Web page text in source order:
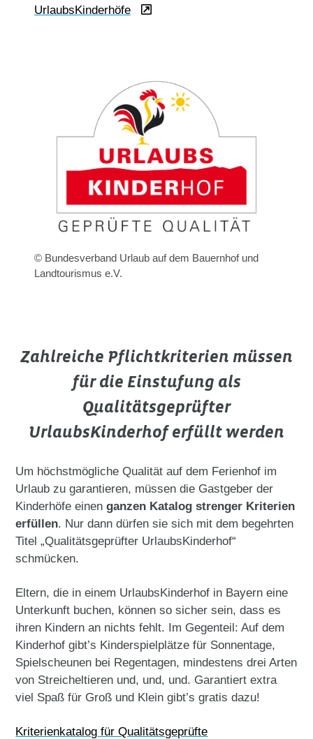
UrlaubsKinderhöfe
© Bundesverband Urlaub auf dem Bauernhof und
Landtourismus e.V.
Zahlreiche Pflichtkriterien müssen
für die Einstufung als
Qualitätsgeprüfter
UrlaubsKinderhof erfüllt werden
Um höchstmögliche Qualität auf dem Ferienhof im
Urlaub zu garantieren, müssen die Gastgeber der
Kinderhöfe einenganzen Katalog strenger Kriterien
erfüllen. Nur dann dürfen sie sich mit dem begehrten
Titel „Qualitätsgeprüfter UrlaubsKinderhof“
schmücken.
Eltern, die in einem UrlaubsKinderhof in Bayern eine
Unterkunft buchen, können so sicher sein, dass es
ihren Kindern an nichts fehlt. Im Gegenteil: Auf dem
Kinderhof gibt’s Kinderspielplätze für Sonnentage,
Spielscheunen bei Regentagen, mindestens drei Arten
von Streicheltieren und, und, und. Garantiert extra
viel Spaß für Groß und Klein gibt’s gratis dazu!
Kriterienkatalog für Qualitätsgeprüfte